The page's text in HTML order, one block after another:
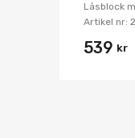
Låsblock
Artikel nr:
539 kr